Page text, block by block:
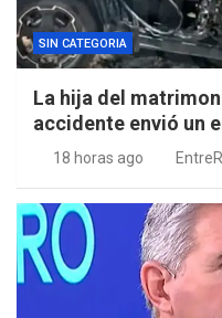
SIN CATEGORIA
La hija del
accidente envió un
18 horas ago